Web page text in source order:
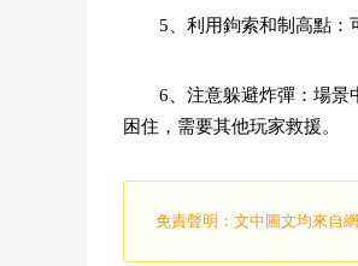
5、利用鉤索和制高點：
6、注意躲避炸彈：場景
困住，需要其他玩家救援。
免責聲明：文中圖文均來自